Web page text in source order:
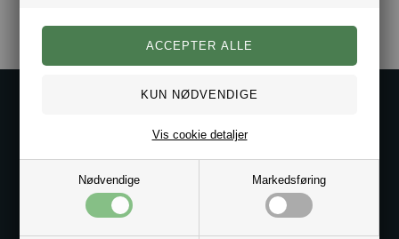
Nødvendige Markedsføring
Vis cookie detaljer
Kundeservice@bestman.dk